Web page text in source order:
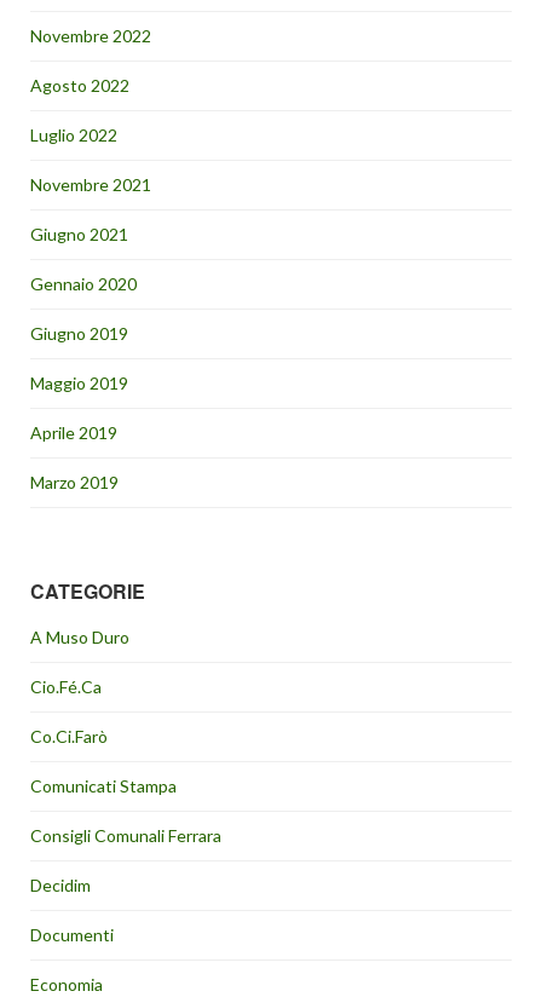
Novembre 2022
Agosto 2022
Luglio 2022
Novembre 2021
Giugno 2021
Gennaio 2020
Giugno 2019
Maggio 2019
Aprile 2019
Marzo 2019
CATEGORIE
A Muso Duro
Cio.Fé.Ca
Co.Ci.Farò
Comunicati Stampa
Consigli Comunali Ferrara
Decidim
Documenti
Economia